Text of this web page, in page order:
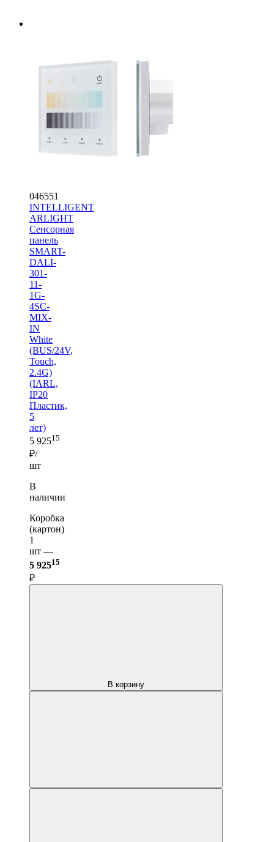
046551
INTELLIGENT
ARLIGHT
Сенсорная
панель
SMART-
DALI-
301-
11-
1G-
4SC-
MIX-
IN
White
(BUS/24V,
Touch,
2.4G)
(IARL,
IP20
Пластик,
5
лет)
5 92515
₽/
шт
В
наличии
Коробка
(картон)
1
шт —
5 92515
₽
В корзину